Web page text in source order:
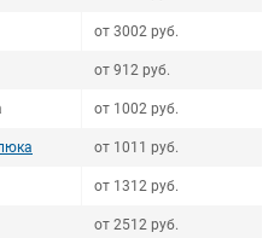
от 3002 руб.
от 912 руб.
от 1002 руб.
от 1011 руб.
от 1312 руб.
от 2512 руб.